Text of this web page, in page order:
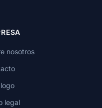
nosotros
legal